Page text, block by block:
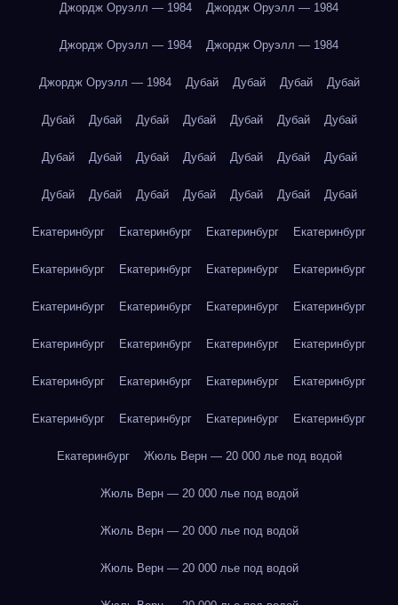
Джордж Оруэлл — 1984 Джордж Оруэлл — 1984
Джордж Оруэлл — 1984 Джордж Оруэлл — 1984
Джордж Оруэлл — 1984 Дубай Дубай Дубай Дубай
Дубай Дубай Дубай Дубай Дубай Дубай Дубай
Дубай Дубай Дубай Дубай Дубай Дубай Дубай
Дубай Дубай Дубай Дубай Дубай Дубай Дубай
Екатеринбург Екатеринбург Екатеринбург Екатеринбург
Екатеринбург Екатеринбург Екатеринбург Екатеринбург
Екатеринбург Екатеринбург Екатеринбург Екатеринбург
Екатеринбург Екатеринбург Екатеринбург Екатеринбург
Екатеринбург Екатеринбург Екатеринбург Екатеринбург
Екатеринбург Екатеринбург Екатеринбург Екатеринбург
Екатеринбург Жюль Верн — 20 000 лье под водой
Жюль Верн — 20 000 лье под водой
Жюль Верн — 20 000 лье под водой
Жюль Верн — 20 000 лье под водой